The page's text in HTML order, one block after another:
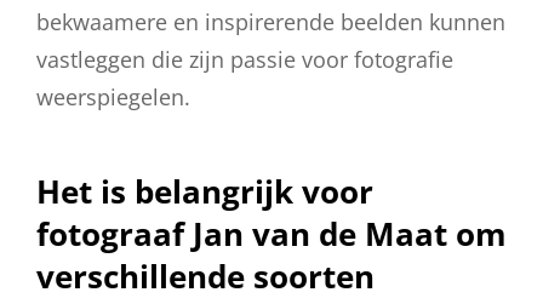
bekwaamere en inspirerende beelden kunnen
vastleggen die zijn passie voor fotografie
weerspiegelen.
Het is belangrijk voor
fotograaf Jan van de Maat om
verschillende soorten